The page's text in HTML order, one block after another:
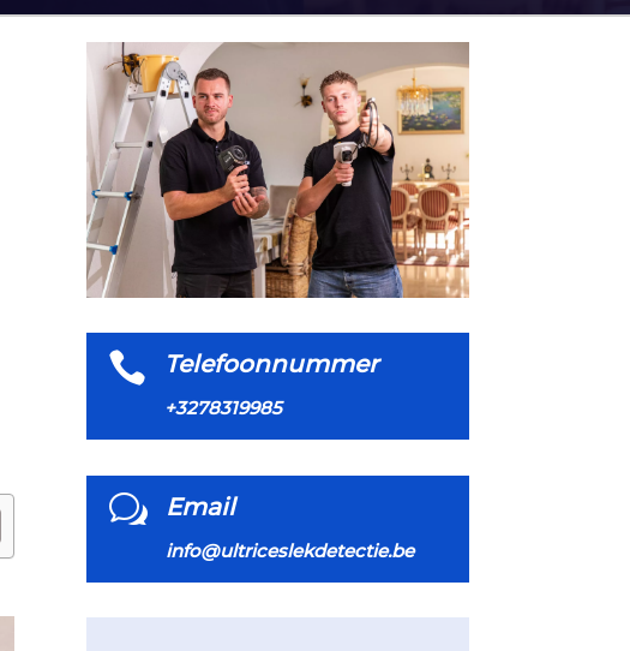
 Telefoonnummer
+3278319985
w Email
info@ultriceslekdetectie.be